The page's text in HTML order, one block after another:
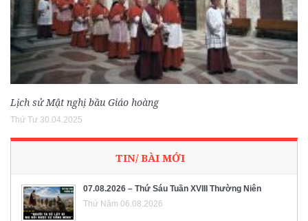
Lịch sử Mật nghị bầu Giáo hoàng
Thứ Tư 30.04.2025
TIN/ BÀI MỚI
07.08.2026 – Thứ Sáu Tuần XVIII Thường Niên
Thứ Năm 06.08.2026